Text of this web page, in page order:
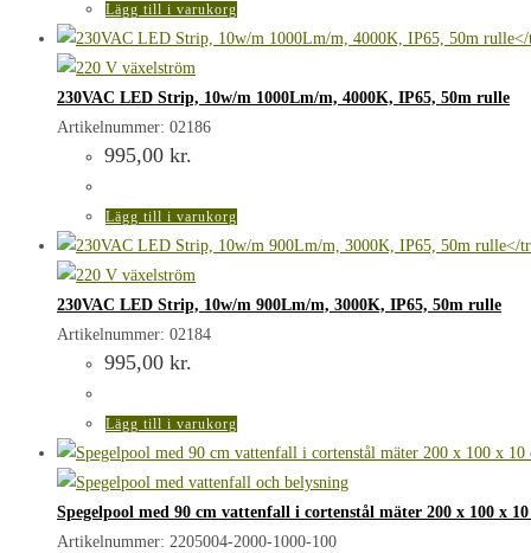
Lägg till i varukorg
230VAC LED Strip, 10w/m 1000Lm/m, 4000K, IP65, 50m rulle
Artikelnummer: 02186
995,00 kr.
Lägg till i varukorg
230VAC LED Strip, 10w/m 900Lm/m, 3000K, IP65, 50m rulle
Artikelnummer: 02184
995,00 kr.
Lägg till i varukorg
Spegelpool med 90 cm vattenfall i cortenstål mäter 200 x 100 x
Artikelnummer: 2205004-2000-1000-100